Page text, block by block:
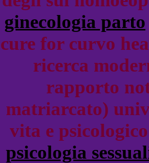
ginecologia parto
cure for curvo
ricerca
rapporto
matriarcato)
vita e
psicologia